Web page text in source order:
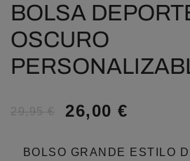
BOLSA
OSCURO
29,95€ 26,00 €
BOLSO GRANDE ESTILO